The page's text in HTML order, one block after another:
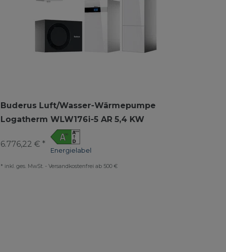
Buderus Luft/Wasser-Wärmepumpe
Logatherm WLW176i-5 AR 5,4 KW
Energielabel
6.776,22 € *
* inkl. ges. MwSt. - Versandkostenfrei ab 500 €